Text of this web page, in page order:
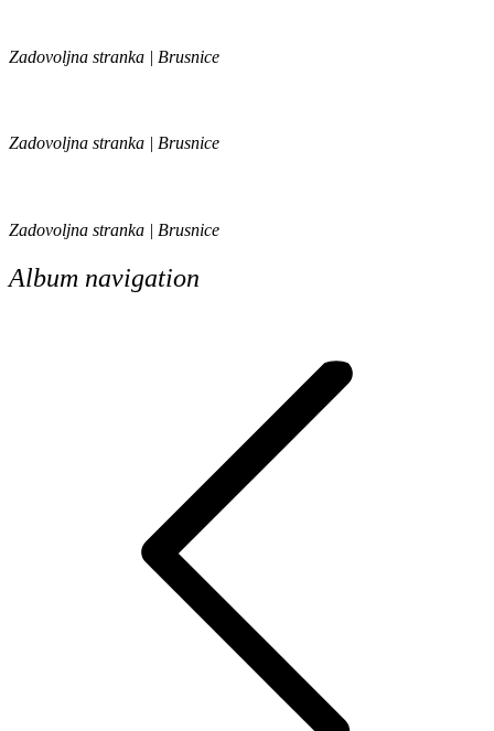
Zadovoljna stranka | Brusnice
Zadovoljna stranka | Brusnice
Zadovoljna stranka | Brusnice
Album navigation